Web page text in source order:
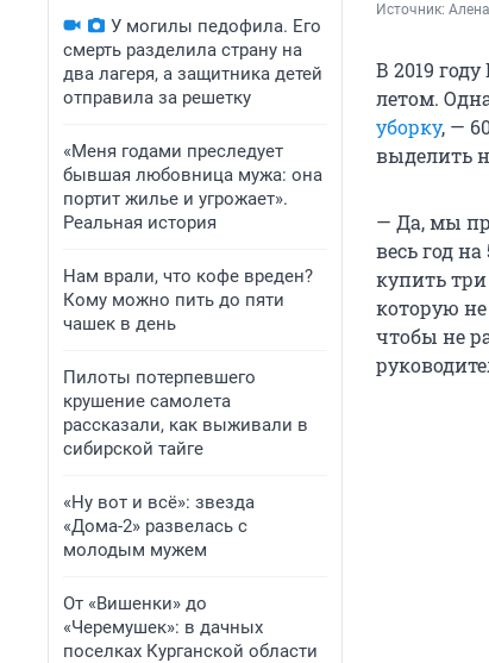
У могилы педофила. Его
смерть разделила страну на
два лагеря, а защитника детей
отправила за решетку
«Меня годами преследует
бывшая любовница мужа: она
портит жилье и угрожает».
Реальная история
Нам врали, что кофе вреден?
Кому можно пить до пяти
чашек в день
Пилоты потерпевшего
крушение самолета
рассказали, как выживали в
сибирской тайге
«Ну вот и всё»: звезда
«Дома-2» развелась с
молодым мужем
От «Вишенки» до
«Черемушек»: в дачных
поселках Курганской области
Источник:
В 2019
летом.
уборку, —
выделить
— Да, мы
весь год
купить
которую
чтобы не